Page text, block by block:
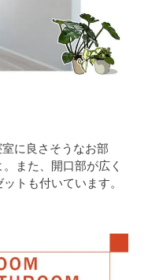
に良さそうなお部
また、開口部が広く
トも付いています。